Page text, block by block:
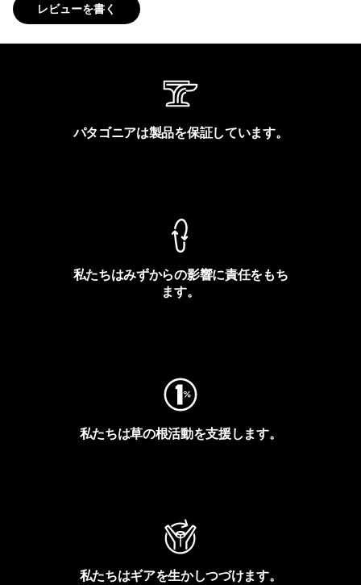
レビューを書く
パタゴニアは製品を保証しています。
私たちはみずからの影響に責任をもち
ます。
私たちは草の根活動を支援します。
私たちはギアを生かしつづけます。